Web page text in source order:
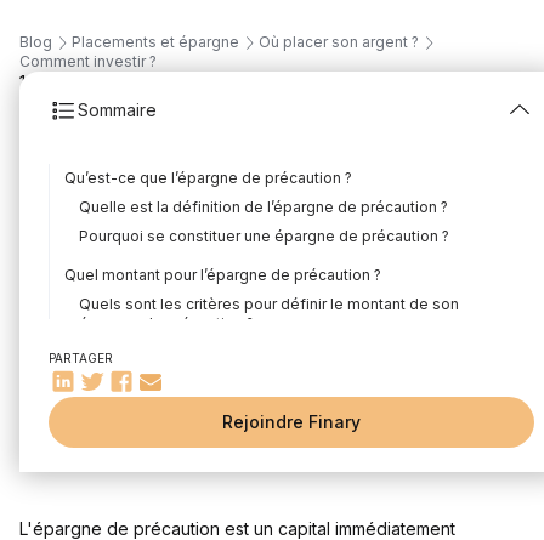
Blog Placements et épargne
Où placer son argent ?
Comment investir ?
Sommaire
Qu’est-ce que l’épargne de précaution ?
Quelle est la définition de l’épargne de précaution ?
Pourquoi se constituer une épargne de précaution ?
Quel montant pour l’épargne de précaution ?
Quels sont les critères pour définir le montant de son
épargne de précaution ?
Comment déterminer le montant idéal de son épargne de
précaution ?
Comment constituer son épargne de précaution ?
Quel placement choisir pour son épargne de précaution ?
Questions fréquentes
PARTAGER
Rejoindre Finary
12
pourquoi est-ce
indispensable ?
Rédigé parMounir Laggoune Édité parMounir Laggoune
L'épargne de précaution est un capital immédiatement